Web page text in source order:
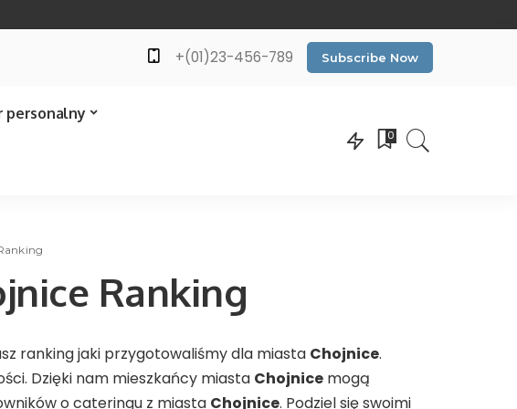
+(01)23-456-789 Subscribe Now
personalny
0
Ranking
ranking jaki przygotowaliśmy dla miasta Chojnice.
Dzięki nam mieszkańcy miasta Chojnice mogą
o cateringu z miasta Chojnice. Podziel się swoimi